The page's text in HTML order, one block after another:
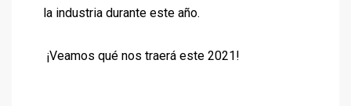
la industria durante este año.
¡Veamos qué nos traerá este 2021!